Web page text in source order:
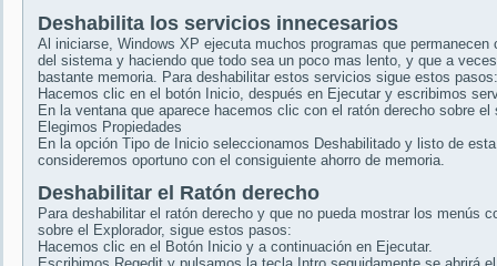
Deshabilita los servicios innecesarios
Al iniciarse, Windows XP ejecuta muchos programas que
del sistema y haciendo que todo sea un poco mas lento, y que a
bastante memoria. Para deshabilitar estos servicios sigue estos pasos:
Hacemos clic en el botón Inicio, después en Ejecutar y escribimos
En la ventana que aparece hacemos clic con el ratón derecho sobre
Elegimos Propiedades
En la opción Tipo de Inicio seleccionamos Deshabilitado y listo de
consideremos oportuno con el consiguiente ahorro de memoria.
Deshabilitar el Ratón derecho
Para deshabilitar el ratón derecho y que no pueda mostrar los menús
sobre el Explorador, sigue estos pasos:
Hacemos clic en el Botón Inicio y a continuación en Ejecutar.